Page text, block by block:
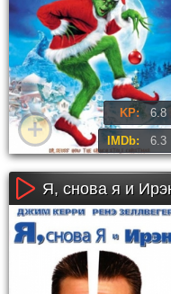
KP: 6.8
IMDb: 6.3
Я, снова я и